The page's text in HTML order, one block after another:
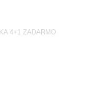
4+1 ZADARMO